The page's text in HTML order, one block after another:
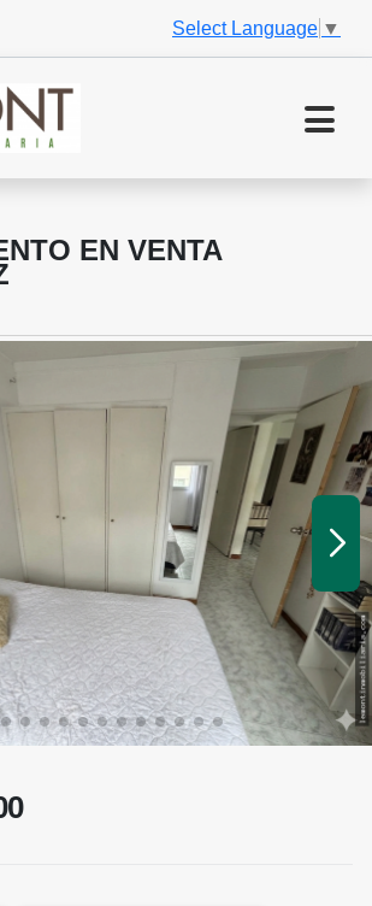
Select Language ▼
EN VENTA